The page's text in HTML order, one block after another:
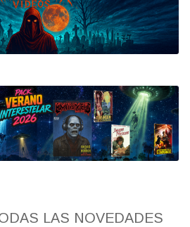
LAS NOVEDADES